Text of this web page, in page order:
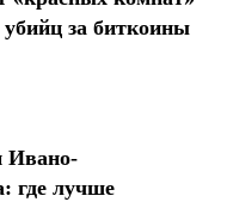
за биткоины
Ивано-
где лучше